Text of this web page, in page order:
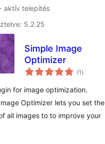
aktív telepítés
5.2.25
Simple Image
Optimizer
(1 értékelés
összesen
)
for image optimization.
Optimizer lets you set the
all images to to improve your